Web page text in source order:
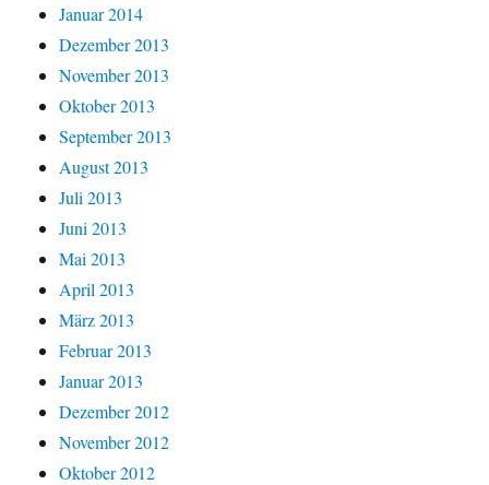
Januar 2014
Dezember 2013
November 2013
Oktober 2013
September 2013
August 2013
Juli 2013
Juni 2013
Mai 2013
April 2013
März 2013
Februar 2013
Januar 2013
Dezember 2012
November 2012
Oktober 2012